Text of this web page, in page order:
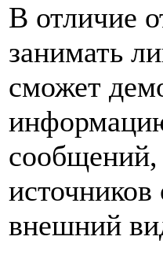
В отличие
занимать
сможет
сообщений,
внешний